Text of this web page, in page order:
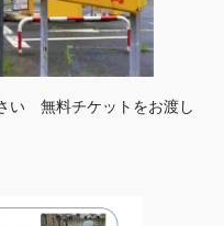
い 無料チケットをお渡し